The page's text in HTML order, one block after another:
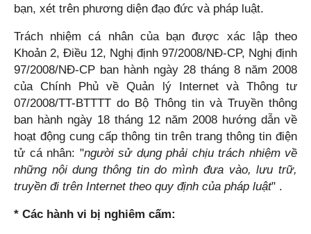
bạn, xét trên phương diện đạo đức và pháp luật.
Trách nhiệm cá nhân của bạn được xác lập theo
Khoản 2, Điều 12, Nghị định 97/2008/NĐ-CP, Nghị định
97/2008/NĐ-CP ban hành ngày 28 tháng 8 năm 2008
của Chính Phủ về Quản lý Internet và Thông tư
07/2008/TT-BTTTT do Bộ Thông tin và Truyền thông
ban hành ngày 18 tháng 12 năm 2008 hướng dẫn về
hoạt động cung cấp thông tin trên trang thông tin điện
tử cá nhân: "người sử dụng phải chịu trách nhiệm về
những nội dung thông tin do mình đưa vào, lưu trữ,
truyền đi trên Internet theo quy định của pháp luật" .
* Các hành vi bị nghiêm cấm: